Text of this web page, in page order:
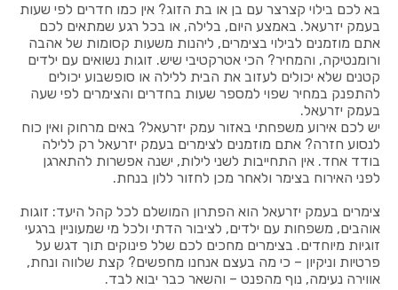
בא לכם בילוי קצרצר עם בן או בת הזוג? אין כמו חדרים לפי שעות
בעמק יזרעאל. באמצע היום, בלילה, או בכל רגע שמתאים לכם
אתם מוזמנים לבילוי בצימרים, ליהנות משעות קסומות של אהבה
ורומנטיקה, והמחיר? הכי אטרקטיבי שיש. זוגות נשואים עם ילדים
קטנים שלא יכולים לעזוב את הבית ללילה או סופשבוע יכולים
להתפנק במחיר שפוי למספר שעות בחדרים והצימרים לפי שעה
בעמק יזרעאל.
יש לכם אירוע משפחתי באזור עמק יזרעאל? באים מרחוק ואין כוח
לנסוע חזרה? אתם מוזמנים לצימרים בעמק יזרעאל רק ללילה
בודד אחד. אין התחייבות לשני לילות, ישנה אפשרות להתארגן
לפני האירוח בצימר ולאחר מכן לחזור ללון בנחת.
צימרים בעמק יזרעאל הוא הפתרון המושלם לכל קהל היעד: זוגות
אוהבים, משפחות עם ילדים, לציבור הדתי ולכל מי שמעוניין ברגעי
זוגיות מיוחדים. בצימרים מחכים לכם שלל פינוקים תוך דגש על
פרטיות וניקיון – כי מה בעצם אנחנו מחפשים? קצת שלווה ונחת,
אווירה נעימה, נוף מהפנט – והשאר כבר יבוא לבד.